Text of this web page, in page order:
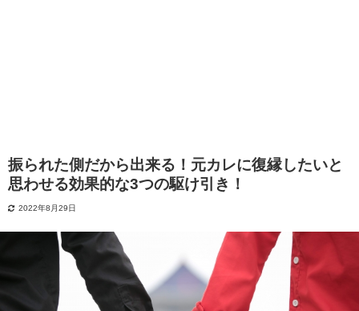
振られた側だから出来る！元カレに復縁したいと
思わせる効果的な3つの駆け引き！
2022年8月29日